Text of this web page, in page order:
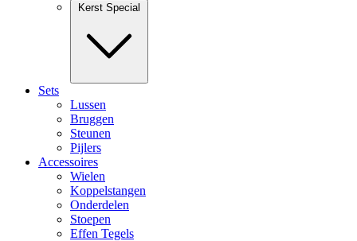
Kerst Special
Sets
Lussen
Bruggen
Steunen
Pijlers
Accessoires
Wielen
Koppelstangen
Onderdelen
Stoepen
Effen Tegels